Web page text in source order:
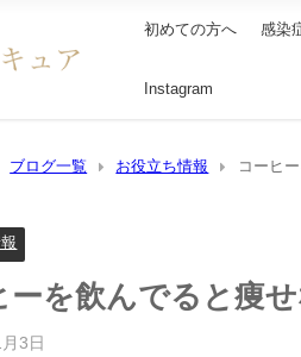
初めての方へ 感染
Instagram
ブログ一覧 お役立ち情報 コーヒ
ーを飲んでると痩せ
3日